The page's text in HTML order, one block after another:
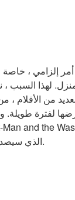
إلزامي ، خاصة
لهذا السبب
من الأفلام ،
لفترة طويلة.
(2023) الذي سيصدر هذا الشهر.